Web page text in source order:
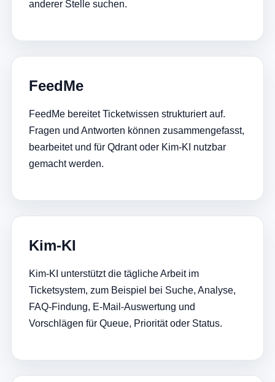
anderer Stelle suchen.
FeedMe
FeedMe bereitet Ticketwissen strukturiert auf.
Fragen und Antworten können zusammengefasst,
bearbeitet und für Qdrant oder Kim-KI nutzbar
gemacht werden.
Kim-KI
Kim-KI unterstützt die tägliche Arbeit im
Ticketsystem, zum Beispiel bei Suche, Analyse,
FAQ-Findung, E-Mail-Auswertung und
Vorschlägen für Queue, Priorität oder Status.